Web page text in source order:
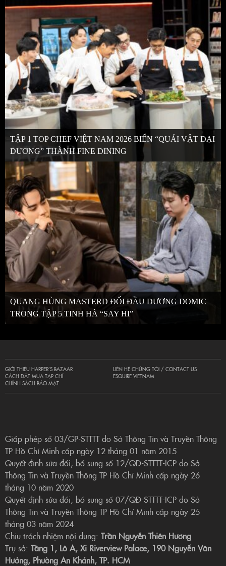
TẬP 1 TOP CHEF VIỆT NAM 2026 BIẾN “QUÁI VẬT ĐẠI
DƯƠNG” THÀNH FINE DINING
QUANG HÙNG MASTERD ĐỐI ĐẦU DƯƠNG DOMIC
TRONG TẬP 5 TINH HÀ “SAY HI”
GIỚI THIỆU HARPER’S BAZAAR
CÁCH ĐẶT MUA TẠP CHÍ
CHÍNH SÁCH BẢO MẬT
LIÊN HỆ CHÚNG TÔI / CONTACT US
ESQUIRE VIETNAM
Giấp phép số 03/GP-STTTT do Sở Thông Tin và Truyền Thông
TP Hồ Chí Minh cấp ngày 12 tháng 01 năm 2015
Quyết định sửa đổi, bổ sung số 12/QĐ-STTTT-ICP do Sở
Thông Tin và Truyền Thông TP Hồ Chí Minh cấp ngày 26
tháng 10 năm 2020
Quyết định sửa đổi, bổ sung số 07/QĐ-STTTT-ICP do Sở
Thông Tin và Truyền Thông TP Hồ Chí Minh cấp ngày 25
tháng 03 năm 2024
Chịu trách nhiệm nội dung: Trần Nguyễn Thiên Hương
Trụ sở: Tầng 1, Lô A, Xi Riverview Palace, 190 Nguyễn Văn
Hưởng, Phường An Khánh, TP. HCM